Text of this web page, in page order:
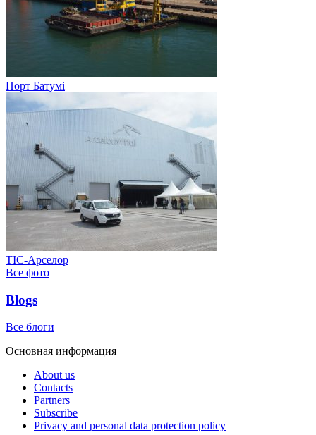
Порт Батумі
ТІС-Арселор
Все фото
Blogs
Все блоги
Основная информация
About us
Contacts
Partners
Subscribe
Privacy and personal data protection policy